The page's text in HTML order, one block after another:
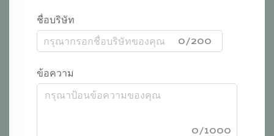
ชื่อบริษัท
0/200
ข้อความ
0/1000